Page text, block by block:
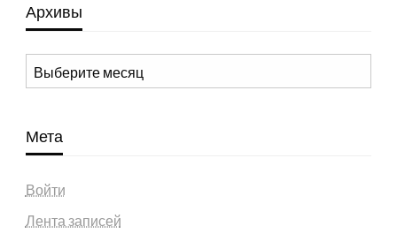
Архивы
Архивы
Мета
Войти
Лента записей